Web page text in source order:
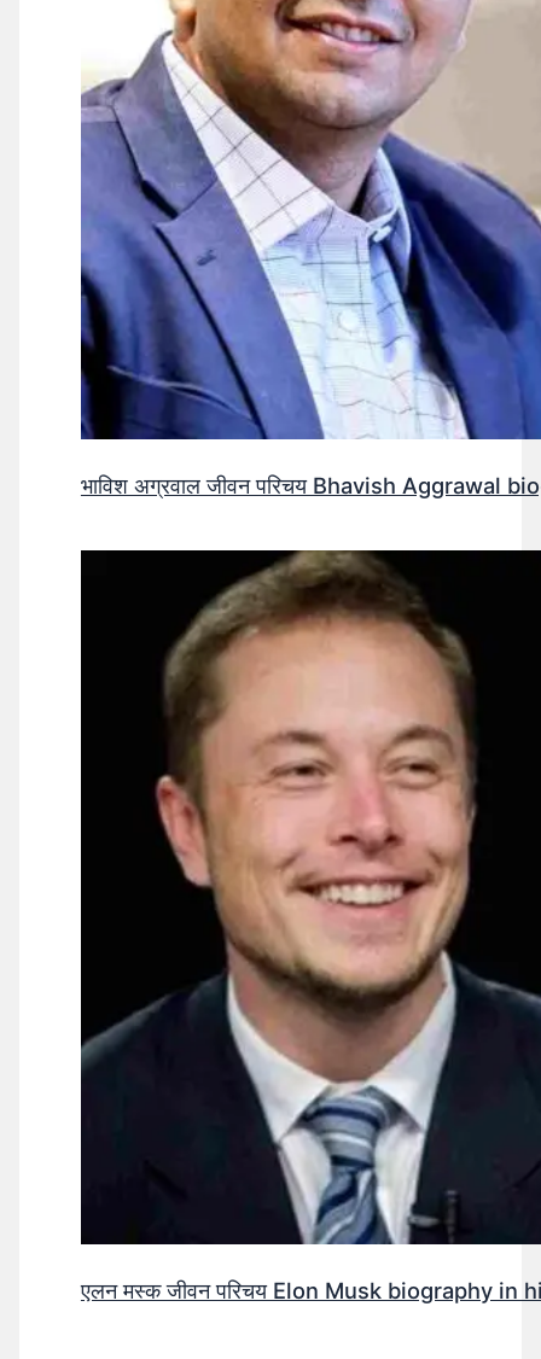
भाविश अग्रवाल जीवन परिचय Bhavish Aggrawal
एलन मस्क जीवन परिचय Elon Musk biography in